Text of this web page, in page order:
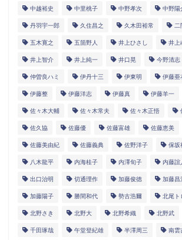
中越裕史 中里桃子 中野孝次 中野陽
丹羽宇一郎 久住昌之 久木田裕常 二
五木寛之 五箇野人 井上ひさし 井上
井上智介 井上純一 井口晃 今野清志
仲曽良ハミ 伊丹十三 伊東明 伊藤亜
伊藤整 伊藤洋志 伊藤真 伊藤羊一
佐々木大輔 佐々木常夫 佐々木正悟
佐久協 佐藤優 佐藤富雄 佐藤恵美
佐藤美由紀 佐藤義典 佐野洋子 保坂
八木龍平 内海桂子 内澤旬子 内藤誼
出口治明 切通理作 加藤俊徳 加藤昌
加藤陽子 勝間和代 勢古浩爾 北尾ト
北野さき 北野大 北野希織 北野武
千田琢哉 午堂登紀雄 半澤周三 南雲